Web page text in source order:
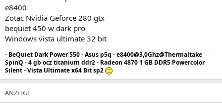
e8400
Zotac Nvidia Geforce 280 gtx
bequiet 450 w dark pro
Windows vista ultimate 32 bit
- BeQuiet Dark Power 550 - Asus p5q - e8400@3,0Ghz@Thermaltake
SpinQ - 4 gb ocz titanium ddr2 - Radeon 4870 1 GB DDR5 Powercolor
Silent - Vista Ultimate x64 Bit sp2